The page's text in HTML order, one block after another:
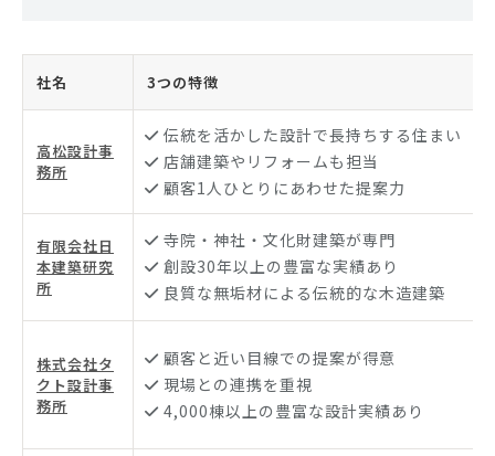
社名 3つの特徴
高松設計事
務所
伝統を活かした設計で長持ちする住まい
店舗建築やリフォームも担当
顧客1人ひとりにあわせた提案力
有限会社日
本建築研究
所
寺院・神社・文化財建築が専門
創設30年以上の豊富な実績あり
良質な無垢材による伝統的な木造建築
株式会社タ
クト設計事
務所
顧客と近い目線での提案が得意
現場との連携を重視
4,000棟以上の豊富な設計実績あり